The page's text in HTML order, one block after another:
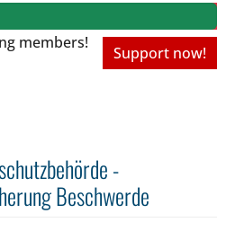
members!
Support now!
-
Beschwerde